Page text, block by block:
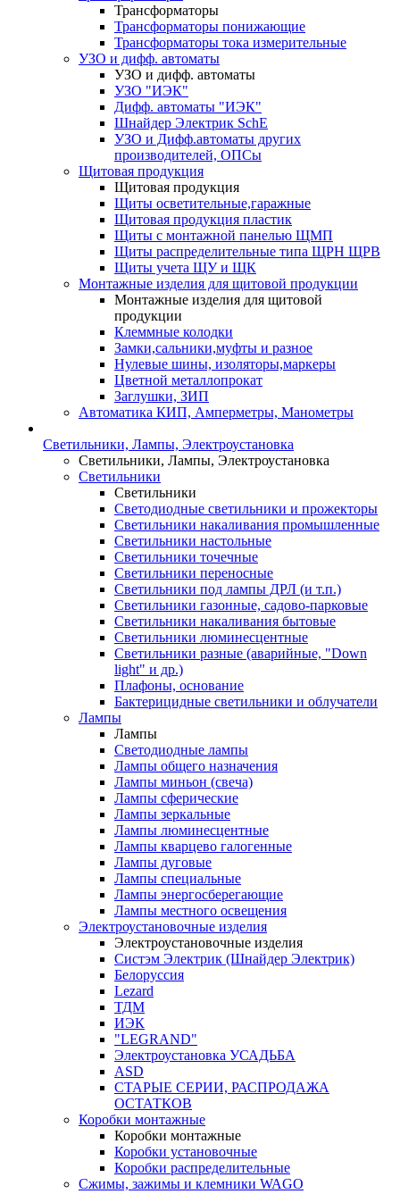
Трансформаторы
Трансформаторы понижающие
Трансформаторы тока измерительные
УЗО и дифф. автоматы
УЗО и дифф. автоматы
УЗО "ИЭК"
Дифф. автоматы "ИЭК"
Шнайдер Электрик SchE
УЗО и Дифф.автоматы других
производителей, ОПСы
Щитовая продукция
Щитовая продукция
Щиты осветительные,гаражные
Щитовая продукция пластик
Щиты с монтажной панелью ЩМП
Щиты распределительные типа ЩРН ЩРВ
Щиты учета ЩУ и ЩК
Монтажные изделия для щитовой продукции
Монтажные изделия для щитовой
продукции
Клеммные колодки
Замки,сальники,муфты и разное
Нулевые шины, изоляторы,маркеры
Цветной металлопрокат
Заглушки, ЗИП
Автоматика КИП, Амперметры, Манометры
Светильники, Лампы, Электроустановка
Светильники, Лампы, Электроустановка
Светильники
Светильники
Светодиодные светильники и прожекторы
Светильники накаливания промышленные
Светильники настольные
Светильники точечные
Светильники переносные
Светильники под лампы ДРЛ (и т.п.)
Светильники газонные, садово-парковые
Светильники накаливания бытовые
Светильники люминесцентные
Светильники разные (аварийные, "Down
light" и др.)
Плафоны, основание
Бактерицидные светильники и облучатели
Лампы
Лампы
Светодиодные лампы
Лампы общего назначения
Лампы миньон (свеча)
Лампы сферические
Лампы зеркальные
Лампы люминесцентные
Лампы кварцево галогенные
Лампы дуговые
Лампы специальные
Лампы энергосберегающие
Лампы местного освещения
Электроустановочные изделия
Электроустановочные изделия
Систэм Электрик (Шнайдер Электрик)
Белоруссия
Lezard
ТДМ
ИЭК
"LEGRAND"
Электроустановка УСАДЬБА
ASD
СТАРЫЕ СЕРИИ, РАСПРОДАЖА
ОСТАТКОВ
Коробки монтажные
Коробки монтажные
Коробки установочные
Коробки распределительные
Сжимы, зажимы и клемники WAGO